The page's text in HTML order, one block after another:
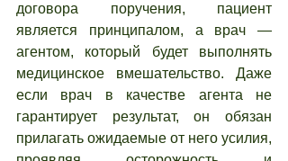
договора поручения, пациент
является принципалом, а врач —
агентом, который будет выполнять
медицинское вмешательство. Даже
если врач в качестве агента не
гарантирует результат, он обязан
прилагать ожидаемые от него усилия,